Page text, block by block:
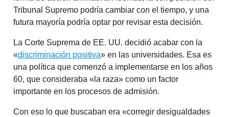
Tribunal Supremo podría cambiar con el tiempo, y una
futura mayoría podría optar por revisar esta decisión.
La Corte Suprema de EE. UU. decidió acabar con la
«discriminación positiva» en las universidades. Esa es
una política que comenzó a implementarse en los años
60, que consideraba «la raza» como un factor
importante en los procesos de admisión.
Con eso lo que buscaban era «corregir desigualdades